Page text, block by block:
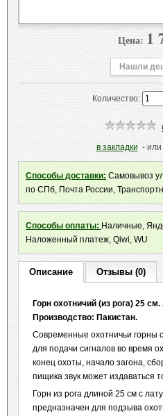
Цена: 1
Нашли
Количество:
в закладки - или
Способы доставки: Самовывоз
по СПб, Почта России,
Способы оплаты: Наличные,
Наложенный платеж, Qiwi, WU
Описание Отзывы (0)
Горн охотничий (из рога) 25 см.
Производство: Пакистан.
Современные охотничьи горны
для подачи сигналов во время
конец охоты, начало загона,
пищика звук может издаваться
Горн из рога длиной 25 см с
предназначен для подзыва